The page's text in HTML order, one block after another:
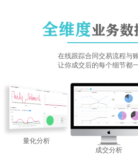
全维度业务数
在线跟踪合同交易流程与
让你成交后的每个细节都
量化分析
成交分析